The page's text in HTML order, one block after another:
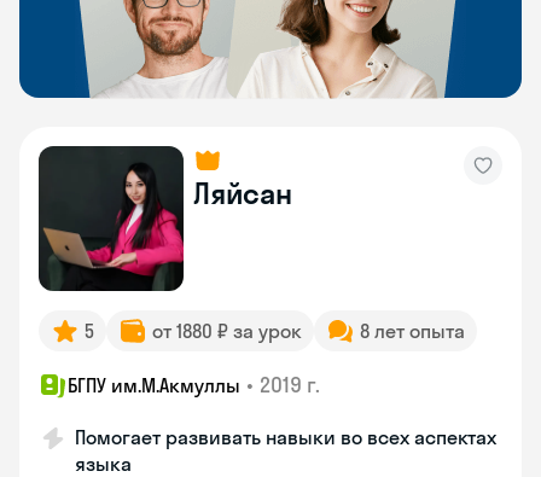
Ляйсан
5 от 1880 ₽ за урок 8 лет опыта
БГПУ им.М.Акмуллы • 2019 г.
Помогает развивать навыки во всех аспектах
языка